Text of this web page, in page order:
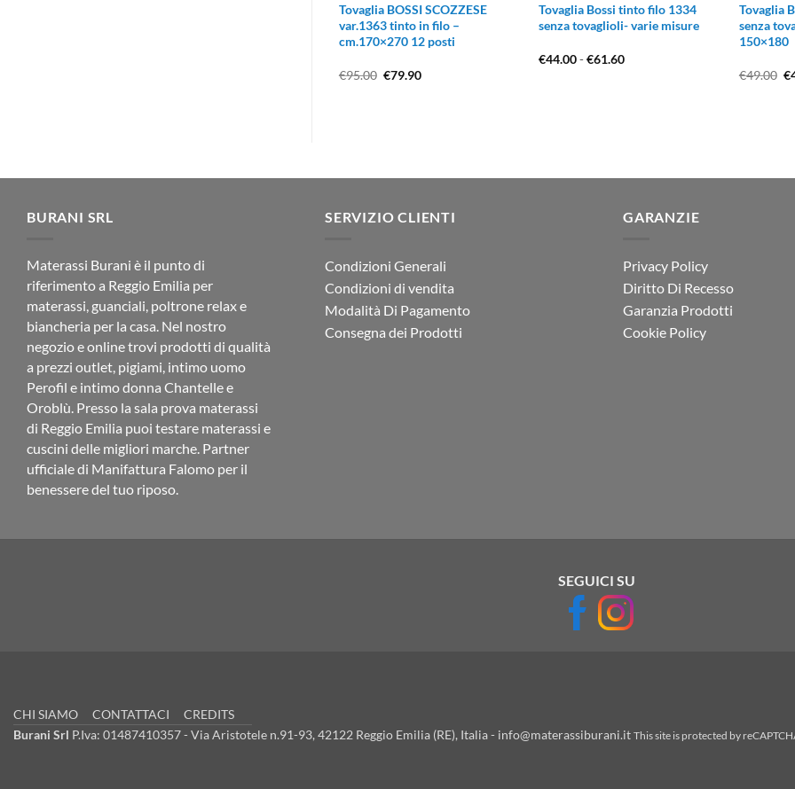
Tovaglia BOSSI SCOZZESE
var.1363 tinto in filo –
cm.170×270 12 posti
€95.00 Il
€79.90Il
Tovaglia Bossi tinto filo 1334
senza tovaglioli- varie misure
€44.00-€61.60Fascia
Tovaglia
senza
150×180
€49.00 Il
€
BURANI SRL
Materassi Burani è il punto di
riferimento a Reggio Emilia per
materassi, guanciali, poltrone relax e
biancheria per la casa. Nel nostro
negozio e online trovi prodotti di qualità
a prezzi outlet, pigiami, intimo uomo
Perofil e intimo donna Chantelle e
Oroblù. Presso la sala prova materassi
di Reggio Emilia puoi testare materassi e
cuscini delle migliori marche. Partner
ufficiale di Manifattura Falomo per il
benessere del tuo riposo.
SERVIZIO CLIENTI
Condizioni Generali
Condizioni di vendita
Modalità Di Pagamento
Consegna dei Prodotti
GARANZIE
Privacy Policy
Diritto Di Recesso
Garanzia Prodotti
Cookie Policy
SEGUICI SU
CHI SIAMO CONTATTACI
CREDITS
Burani Srl P.Iva: 01487410357 - Via Aristotele n.91-93, 42122 Reggio Emilia (RE), Italia - info@materassiburani.it This site is protected by